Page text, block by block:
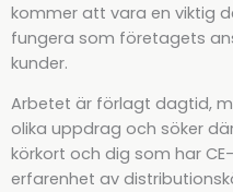
kommer att vara en viktig
fungera som företagets
kunder.
Arbetet är förlagt dagtid,
olika uppdrag och söker
körkort och dig som har
erfarenhet av